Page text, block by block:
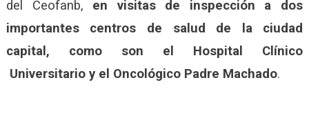
del Ceofanb, en visitas de inspección a dos
importantes centros de salud de la ciudad
capital, como son el Hospital Clínico
Universitario y el Oncológico Padre Machado.